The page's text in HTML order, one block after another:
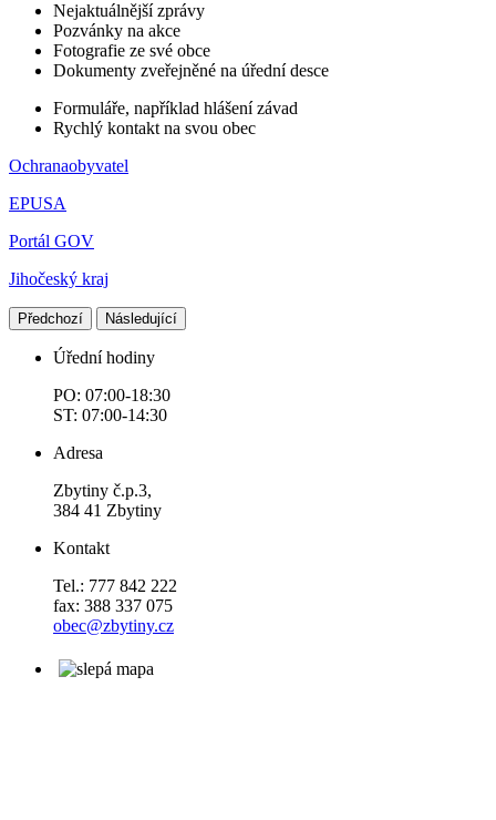
Nejaktuálnější zprávy
Pozvánky na akce
Fotografie ze své obce
Dokumenty zveřejněné na úřední desce
Formuláře, například hlášení závad
Rychlý kontakt na svou obec
Ochranaobyvatel
EPUSA
Portál GOV
Jihočeský kraj
Předchozí Následující
Úřední hodiny
PO: 07:00-18:30
ST: 07:00-14:30
Adresa
Zbytiny č.p.3,
384 41 Zbytiny
Kontakt
Tel.: 777 842 222
fax: 388 337 075
obec@zbytiny.cz